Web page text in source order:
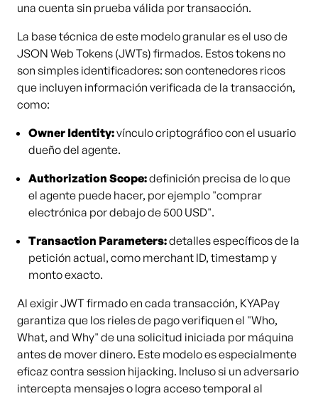
una cuenta sin prueba válida por transacción.
La base técnica de este modelo granular es el uso de
JSON Web Tokens (JWTs) firmados. Estos tokens no
son simples identificadores: son contenedores ricos
que incluyen información verificada de la transacción,
como:
Owner Identity:vínculo criptográfico con el usuario
dueño del agente.
Authorization Scope:definición precisa de lo que
el agente puede hacer, por ejemplo "comprar
electrónica por debajo de 500 USD".
Transaction Parameters:detalles específicos de la
petición actual, como merchant ID, timestamp y
monto exacto.
Al exigir JWT firmado en cada transacción, KYAPay
garantiza que los rieles de pago verifiquen el "Who,
What, and Why" de una solicitud iniciada por máquina
antes de mover dinero. Este modelo es especialmente
eficaz contra session hijacking. Incluso si un adversario
intercepta mensajes o logra acceso temporal al